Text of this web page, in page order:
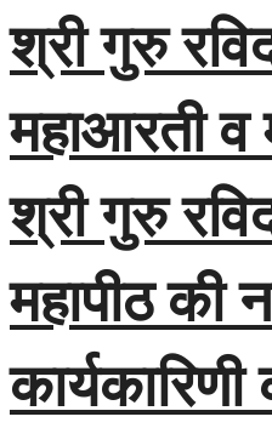
श्री गुरु
महाआरती व
श्री गुरु
महापीठ की